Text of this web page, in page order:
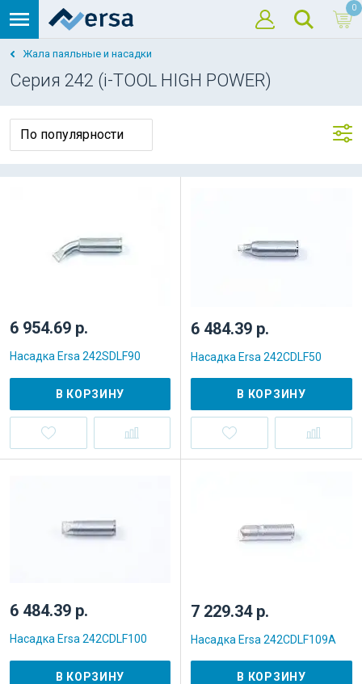
0
Жала паяльные и насадки
Серия 242 (i-TOOL HIGH POWER)
6 954.69 р.
Насадка Ersa 242SDLF90
В КОРЗИНУ
6 484.39 р.
Насадка Ersa 242CDLF50
В КОРЗИНУ
6 484.39 р.
Насадка Ersa 242CDLF100
В КОРЗИНУ
7 229.34 р.
Насадка Ersa 242CDLF109A
В КОРЗИНУ